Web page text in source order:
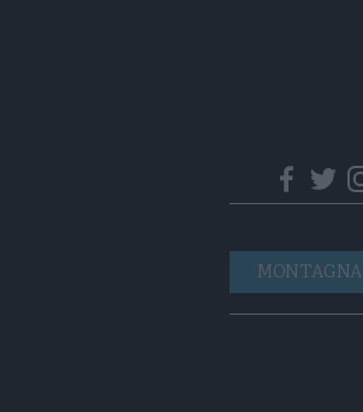
Navigazione
principale
MONTAGNA